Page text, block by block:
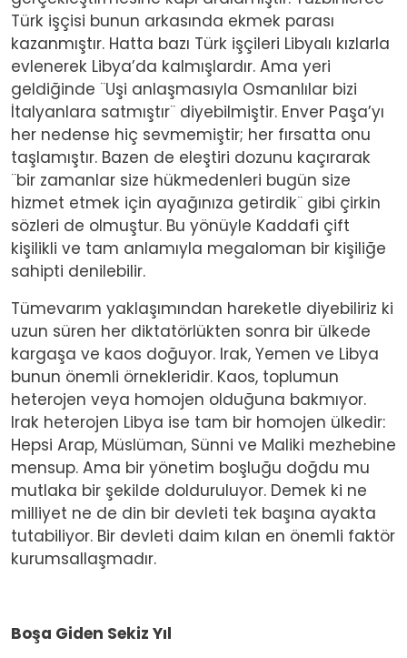
Türk işçisi bunun arkasında ekmek parası
kazanmıştır. Hatta bazı Türk işçileri Libyalı kızlarla
evlenerek Libya’da kalmışlardır. Ama yeri
geldiğinde ¨Uşi anlaşmasıyla Osmanlılar bizi
İtalyanlara satmıştır¨ diyebilmiştir. Enver Paşa’yı
her nedense hiç sevmemiştir; her fırsatta onu
taşlamıştır. Bazen de eleştiri dozunu kaçırarak
¨bir zamanlar size hükmedenleri bugün size
hizmet etmek için ayağınıza getirdik¨ gibi çirkin
sözleri de olmuştur. Bu yönüyle Kaddafi çift
kişilikli ve tam anlamıyla megaloman bir kişiliğe
sahipti denilebilir.
Tümevarım yaklaşımından hareketle diyebiliriz ki
uzun süren her diktatörlükten sonra bir ülkede
kargaşa ve kaos doğuyor. Irak, Yemen ve Libya
bunun önemli örnekleridir. Kaos, toplumun
heterojen veya homojen olduğuna bakmıyor.
Irak heterojen Libya ise tam bir homojen ülkedir:
Hepsi Arap, Müslüman, Sünni ve Maliki mezhebine
mensup. Ama bir yönetim boşluğu doğdu mu
mutlaka bir şekilde dolduruluyor. Demek ki ne
milliyet ne de din bir devleti tek başına ayakta
tutabiliyor. Bir devleti daim kılan en önemli faktör
kurumsallaşmadır.
Boşa Giden Sekiz Yıl